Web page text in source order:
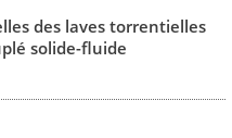
des laves torrentielles
solide-fluide